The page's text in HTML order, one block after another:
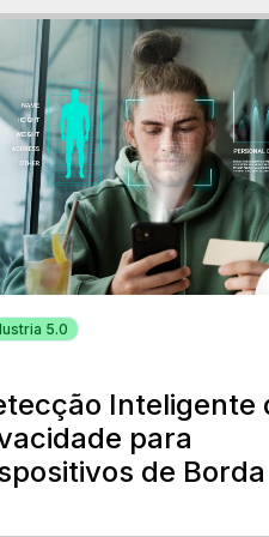
5.0
Inteligente
para
de Borda